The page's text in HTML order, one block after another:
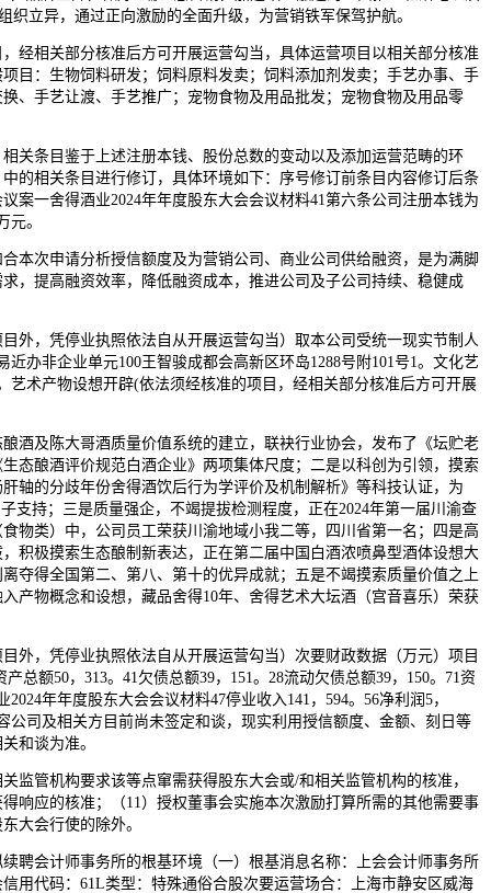
织立异，通过正向激励的全面升级，为营销铁军保驾护航。
相关部分核准后方可开展运营勾当，具体运营项目以相关部分核准
目：生物饲料研发；饲料原料发卖；饲料添加剂发卖；手艺办事、手
、手艺让渡、手艺推广；宠物食物及用品批发；宠物食物及用品零
条目鉴于上述注册本钱、股份总数的变动以及添加运营范畴的环
的相关条目进行修订，具体环境如下：序号修订前条目内容修订后条
案一舍得酒业2024年年度股东大会会议材料41第六条公司注册本钱为
元。
次申请分析授信额度及为营销公司、商业公司供给融资，是为满脚
，提高融资效率，降低融资成本，推进公司及子公司持续、稳健成
，凭停业执照依法自从开展运营勾当）取本公司受统一现实节制人
近办非企业单元100王智骏成都会高新区环岛1288号附101号1。文化艺
艺术产物设想开辟(依法须经核准的项目，经相关部分核准后方可开展
及陈大哥酒质量价值系统的建立，联袂行业协会，发布了《坛贮老
态酿酒评价规范白酒企业》两项集体尺度；二是以科创为引领，摸索
轴的分歧年份舍得酒饮后行为学评价及机制解析》等科技认证，为
支持；三是质量强企，不竭提拔检测程度，正在2024年第一届川渝查
物类）中，公司员工荣获川渝地域小我二等，四川省第一名；四是高
积极摸索生态酿制新表达，正在第二届中国白酒浓喷鼻型酒体设想大
夺得全国第二、第八、第十的优异成就；五是不竭摸索质量价值之上
产物概念和设想，藏品舍得10年、舍得艺术大坛酒（宫音喜乐）荣获
，凭停业执照依法自从开展运营勾当）次要财政数据（万元）项目
产总额50，313。41欠债总额39，151。28流动欠债总额39，150。71资
2024年年度股东大会会议材料47停业收入141，594。56净利润5，
公司及相关方目前尚未签定和谈，现实利用授信额度、金额、刻日等
和谈为准。
管机构要求该等点窜需获得股东大会或/和相关监管机构的核准，
响应的核准；（11）授权董事会实施本次激励打算所需的其他需要事
大会行使的除外。
会计师事务所的根基环境（一）根基消息名称：上会会计师事务所
用代码：61L类型：特殊通俗合股次要运营场合：上海市静安区威海